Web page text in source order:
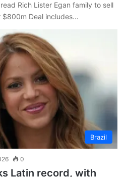
Rich Lister Egan family to sell
$800m Deal includes…
Brazil
0
Latin record, with